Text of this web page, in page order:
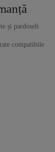
și pardoseli
compatibile